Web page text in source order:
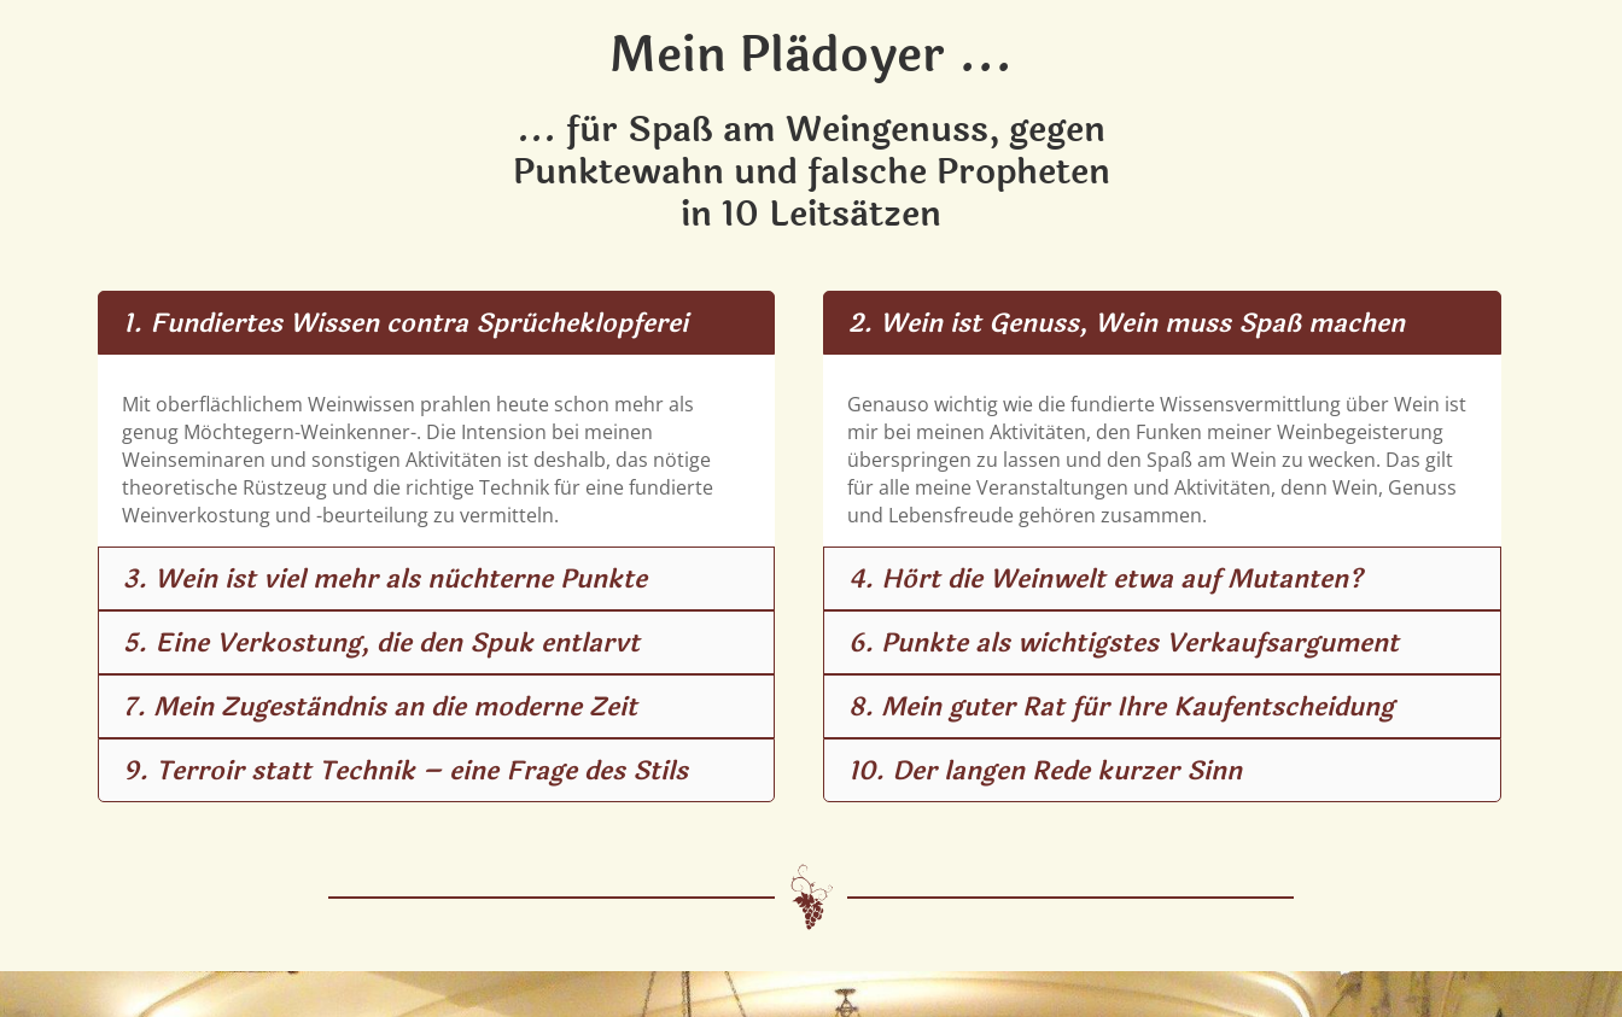
Mein Plädoyer ...
... für Spaß am Weingenuss, gegen
Punktewahn und falsche Propheten
in 10 Leitsätzen
1. Fundiertes Wissen contra Sprücheklopferei
Mit oberflächlichem Weinwissen prahlen heute schon mehr als
genug Möchtegern-Weinkenner-. Die Intension bei meinen
Weinseminaren und sonstigen Aktivitäten ist deshalb, das nötige
theoretische Rüstzeug und die richtige Technik für eine fundierte
Weinverkostung und -beurteilung zu vermitteln.
3. Wein ist viel mehr als nüchterne Punkte
5. Eine Verkostung, die den Spuk entlarvt
7. Mein Zugeständnis an die moderne Zeit
9. Terroir statt Technik – eine Frage des Stils
2. Wein ist Genuss, Wein muss Spaß machen
Genauso wichtig wie die fundierte Wissensvermittlung über Wein ist
mir bei meinen Aktivitäten, den Funken meiner Weinbegeisterung
überspringen zu lassen und den Spaß am Wein zu wecken. Das gilt
für alle meine Veranstaltungen und Aktivitäten, denn Wein, Genuss
und Lebensfreude gehören zusammen.
4. Hört die Weinwelt etwa auf Mutanten?
6. Punkte als wichtigstes Verkaufsargument
8. Mein guter Rat für Ihre Kaufentscheidung
10. Der langen Rede kurzer Sinn